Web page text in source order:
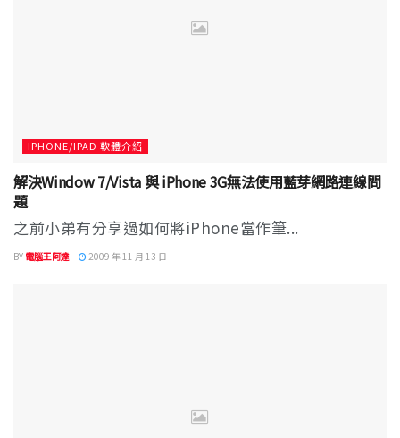
IPHONE/IPAD 軟體介紹
解決Window 7/Vista 與 iPhone 3G無法使用藍芽網路連線問
題
之前小弟有分享過如何將iPhone當作筆...
BY 電腦王阿達 2009 年 11 月 13 日